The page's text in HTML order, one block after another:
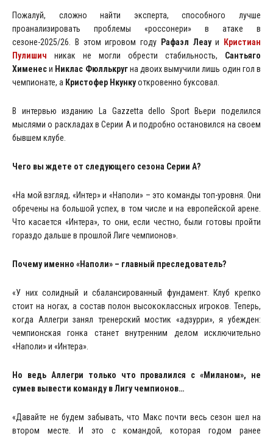
Пожалуй, сложно найти эксперта, способного лучше
проанализировать проблемы «россонери» в атаке в
сезоне-2025/26. В этом игровом году
Рафаэл Леауи
Кристиан
Пулишич никак не могли обрести стабильность, Сантьяго
Хименеси Никлас Фюллькругна двоих вымучили лишь один гол в
чемпионате, а Кристофер Нкункуоткровенно буксовал.
В интервью изданию La Gazzetta dello Sport Вьери поделился
мыслями о раскладах в Серии А и подробно остановился на своем
бывшем клубе.
Чего вы ждете от следующего сезона Серии А?
«На мой взгляд, «Интер» и «Наполи» – это команды топ-уровня. Они
обречены на большой успех, в том числе и на европейской арене.
Что касается «Интера», то они, если честно, были готовы пройти
гораздо дальше в прошлой Лиге чемпионов».
Почему именно «Наполи» – главный преследователь?
«У них солидный и сбалансированный фундамент. Клуб крепко
стоит на ногах, а состав полон высококлассных игроков. Теперь,
когда Аллегри занял тренерский мостик «адзурри», я убежден:
чемпионская гонка станет внутренним делом исключительно
«Наполи» и «Интера».
Но ведь Аллегри только что провалился с «Миланом», не
сумев вывести команду в Лигу чемпионов…
«Давайте не будем забывать, что Макс почти весь сезон шел на
втором месте. И это с командой, которая годом ранее